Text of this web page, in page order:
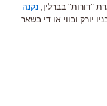
"דורות" בברלין, נקנה
יורק ובווי.או.די בשאר